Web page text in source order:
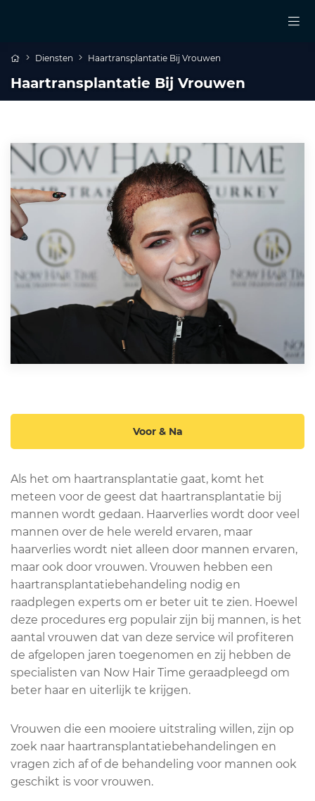
Diensten Haartransplantatie Bij Vrouwen
Haartransplantatie Bij Vrouwen
Voor & Na
Als het om haartransplantatie gaat, komt het
meteen voor de geest dat haartransplantatie bij
mannen wordt gedaan. Haarverlies wordt door veel
mannen over de hele wereld ervaren, maar
haarverlies wordt niet alleen door mannen ervaren,
maar ook door vrouwen. Vrouwen hebben een
haartransplantatiebehandeling nodig en
raadplegen experts om er beter uit te zien. Hoewel
deze procedures erg populair zijn bij mannen, is het
aantal vrouwen dat van deze service wil profiteren
de afgelopen jaren toegenomen en zij hebben de
specialisten van Now Hair Time geraadpleegd om
beter haar en uiterlijk te krijgen.
Vrouwen die een mooiere uitstraling willen, zijn op
zoek naar haartransplantatiebehandelingen en
vragen zich af of de behandeling voor mannen ook
geschikt is voor vrouwen.